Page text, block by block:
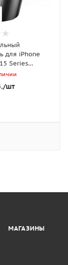
для iPhone
Series
Baseus Radar
Черный (SULD-
/шт
МАГАЗИНЫ